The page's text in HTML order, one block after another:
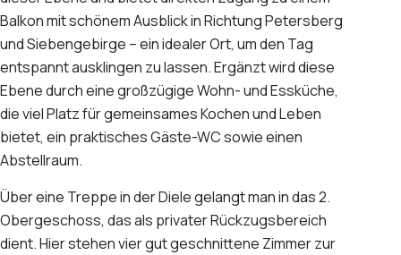
Balkon mit schönem Ausblick in Richtung Petersberg
und Siebengebirge – ein idealer Ort, um den Tag
entspannt ausklingen zu lassen. Ergänzt wird diese
Ebene durch eine großzügige Wohn- und Essküche,
die viel Platz für gemeinsames Kochen und Leben
bietet, ein praktisches Gäste-WC sowie einen
Abstellraum.
Über eine Treppe in der Diele gelangt man in das 2.
Obergeschoss, das als privater Rückzugsbereich
dient. Hier stehen vier gut geschnittene Zimmer zur